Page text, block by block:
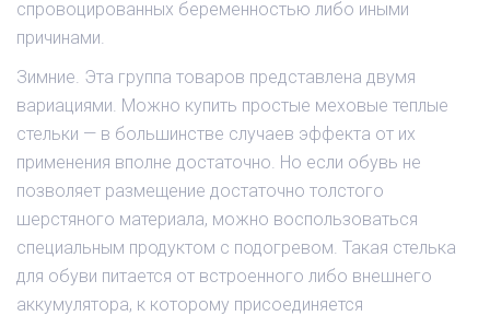
спровоцированных беременностью либо иными
причинами.
Зимние. Эта группа товаров представлена двумя
вариациями. Можно купить простые меховые теплые
стельки — в большинстве случаев эффекта от их
применения вполне достаточно. Но если обувь не
позволяет размещение достаточно толстого
шерстяного материала, можно воспользоваться
специальным продуктом с подогревом. Такая стелька
для обуви питается от встроенного либо внешнего
аккумулятора, к которому присоединяется